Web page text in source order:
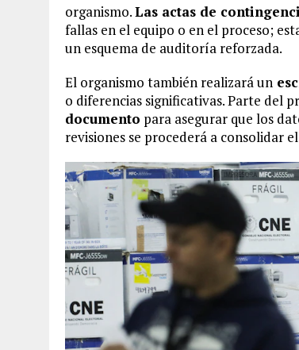
organismo.Las actas de
fallas en el equipo o en el proceso;
un esquema de auditoría reforzada.
El organismo también realizará un
o diferencias significativas. Parte del
documento para asegurar que los
revisiones se procederá a consolidar